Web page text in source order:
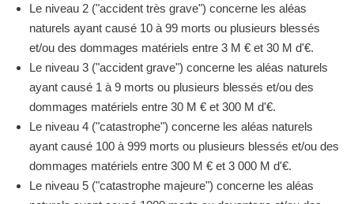
Le niveau 2 ("accident très grave") concerne les aléas
naturels ayant causé 10 à 99 morts ou plusieurs blessés
et/ou des dommages matériels entre 3 M € et 30 M d'€.
Le niveau 3 ("accident grave") concerne les aléas naturels
ayant causé 1 à 9 morts ou plusieurs blessés et/ou des
dommages matériels entre 30 M € et 300 M d'€.
Le niveau 4 ("catastrophe") concerne les aléas naturels
ayant causé 100 à 999 morts ou plusieurs blessés et/ou des
dommages matériels entre 300 M € et 3 000 M d'€.
Le niveau 5 ("catastrophe majeure") concerne les aléas